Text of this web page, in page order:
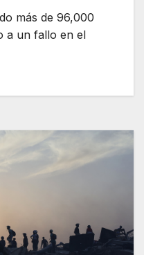
más de 96,000
a un fallo en el